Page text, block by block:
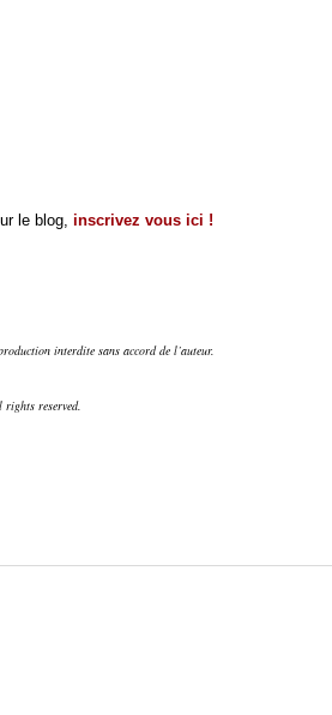
le blog, inscrivez vous ici !
interdite sans accord de l’auteur.
reserved.